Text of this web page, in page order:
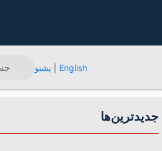
English پشتو
جدیدترین‌ها